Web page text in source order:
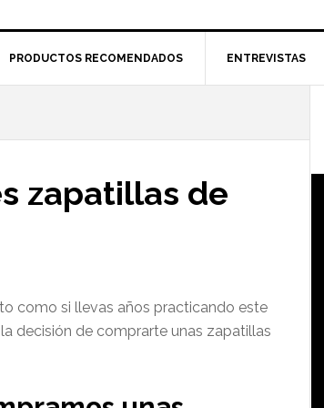
PRODUCTOS RECOMENDADOS ENTREVISTAS
zapatillas de
como si llevas años practicando este
decisión de comprarte unas zapatillas